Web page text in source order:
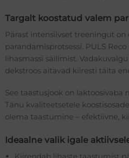
Targalt koostatud valem
Pärast intensiivset treeningut
parandamisprotsessi. PULS
lihasmassi säilimist.
dekstroos aitavad kiiresti täita
See taastusjook on
Tänu kvaliteetsetele
olema taastumine – efektiivne,
Ideaalne valik igale